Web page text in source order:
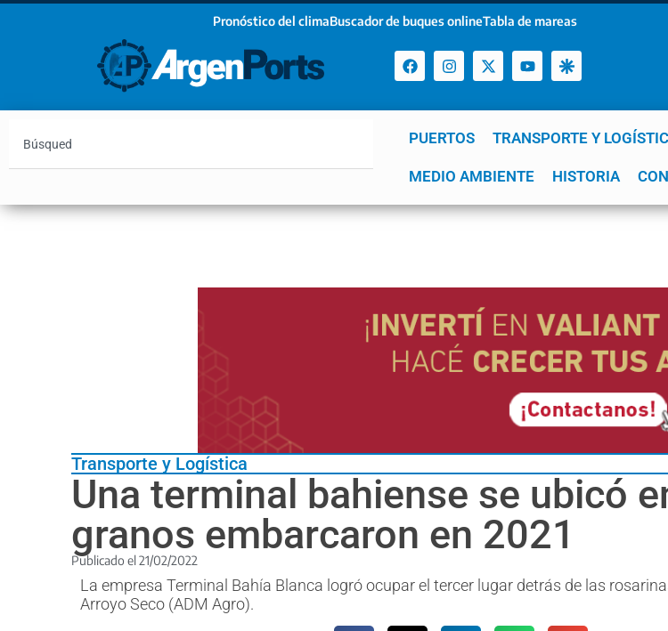
Pronóstico del climaBuscador de buques onlineTabla de mareas
PUERTOS TRANSPORTE Y
MEDIO AMBIENTE HISTORIA
YPF GNL Mar del Plata
Transporte y Logística
Una terminal bahiense se ubicó
granos embarcaron en 2021
Publicado el 21/02/2022
La empresa Terminal Bahía Blanca logró ocupar el tercer lugar detrás de las
Arroyo Seco (ADM Agro).
¡Sumate a nuestro Newsletter!
Email
Estoy de acuerdo con las condiciones y políticas de